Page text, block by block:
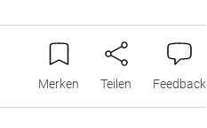
Merken Teilen Feedback